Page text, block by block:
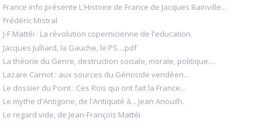
France info présente L'Histoire de France de Jacques Bainville...
Frédéric Mistral
J-F Mattéi : La révolution copernicienne de l'education.
Jacques Julliard, la Gauche, le PS....pdf
La théorie du Genre, destruction sociale, morale, politique....
Lazare Carnot : aux sources du Génocide vendéen...
Le dossier du Point : Ces Rois qui ont fait la France...
Le mythe d'Antigone, de l'Antiquité à... Jean Anouilh.
Le regard vide, de Jean-François Mattéi